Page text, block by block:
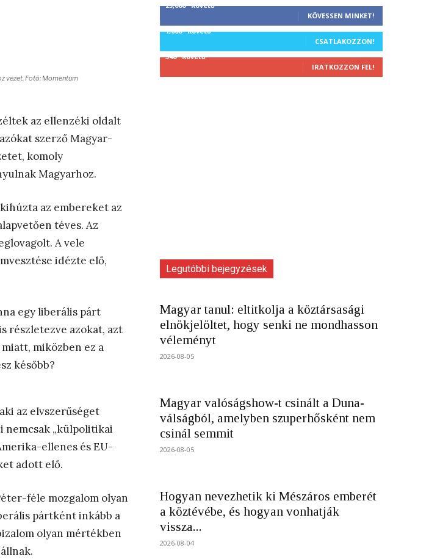
vezet. Fotó: Momentum
az ellenzéki oldalt
szerző Magyar-
komoly
Magyarhoz.
az embereket az
téves. Az
A vele
idézte elő,
egy liberális párt
részletezve azokat, azt
miközben ez a
később?
az elvszerűséget
„külpolitikai
ellenes és EU-
adott elő.
féle mozgalom olyan
pártként inkább a
olyan mértékben
25,000 Követő
KÖVESSEN MINKET!
1,000 Követő
CSATLAKOZZON!
340 Követő
IRATKOZZON FEL!
Legutóbbi bejegyzések
Magyar tanul: eltitkolja a köztársasági
elnökjelöltet, hogy senki ne mondhasson
véleményt
2026-08-05
Magyar valóságshow-t csinált a Duna-
válságból, amelyben szuperhősként nem
csinál semmit
2026-08-05
Hogyan nevezhetik ki Mészáros emberét
a köztévébe, és hogyan vonhatják
vissza...
2026-08-04